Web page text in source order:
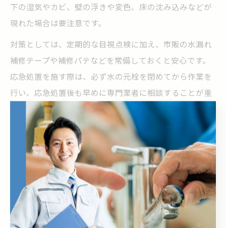
下の湿気やカビ、壁の浮きや変色、床の沈み込みなどが
現れた場合は要注意です。
対策としては、定期的な目視点検に加え、市販の水漏れ
補修テープや補修パテなどを常備しておくと安心です。
応急処置を施す際は、必ず水の元栓を閉めてから作業を
行い、応急処置後も早めに専門業者に相談することが重
要です。床下水漏れの修理費用は状況により大きく異な
るため、早期発見・早期対応がコスト面でも有効です。
水漏れサインと日常の異変を比較して判断
水漏れのサインと日常的な異変を見極めるためには、普
段の生活の中での「いつもと違う」に敏感になることが
大切です。例えば、急な水道料金の上昇や、床の局所的
な冷たさ・湿り気、カビの発生頻度などです。